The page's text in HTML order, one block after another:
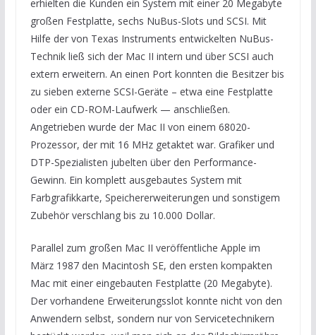
erhielten die Kunden ein System mit einer 20 Megabyte
großen Festplatte, sechs NuBus-Slots und SCSI. Mit
Hilfe der von Texas Instruments entwickelten NuBus-
Technik ließ sich der Mac II intern und über SCSI auch
extern erweitern. An einen Port konnten die Besitzer bis
zu sieben externe SCSI-Geräte – etwa eine Festplatte
oder ein CD-ROM-Laufwerk — anschließen.
Angetrieben wurde der Mac II von einem 68020-
Prozessor, der mit 16 MHz getaktet war. Grafiker und
DTP-Spezialisten jubelten über den Performance-
Gewinn. Ein komplett ausgebautes System mit
Farbgrafikkarte, Speichererweiterungen und sonstigem
Zubehör verschlang bis zu 10.000 Dollar.
Parallel zum großen Mac II veröffentliche Apple im
März 1987 den Macintosh SE, den ersten kompakten
Mac mit einer eingebauten Festplatte (20 Megabyte).
Der vorhandene Erweiterungsslot konnte nicht von den
Anwendern selbst, sondern nur von Servicetechnikern